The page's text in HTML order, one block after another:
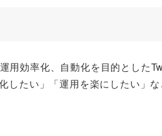
用効率化、自動化を目的とした
したい」「運用を楽にしたい」